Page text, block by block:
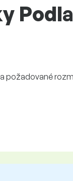
požadované